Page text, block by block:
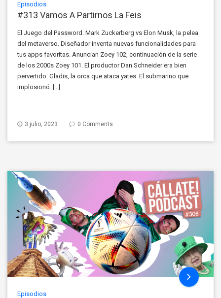
Episodios
#313 Vamos A Partirnos La Feis
El Juego del Password. Mark Zuckerberg vs Elon Musk, la pelea
del metaverso. Diseñador inventa nuevas funcionalidades para
tus apps favoritas. Anuncian Zoey 102, continuación de la serie
de los 2000s Zoey 101. El productor Dan Schneider era bien
pervertido. Gladis, la orca que ataca yates. El submarino que
implosionó. […]
3 julio, 2023 0 Comments
Episodios